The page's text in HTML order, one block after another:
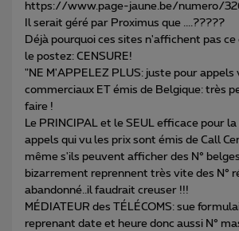
https://www.page-jaune.be/numero/
Il serait géré par Proximus que ....?????
Déjà pourquoi ces sites n'affichent pas ce
le postez: CENSURE!
"NE M'APPELEZ PLUS: juste pour
commerciaux ET émis de Belgique: très
faire !
Le PRINCIPAL et le SEUL efficace pour
appels qui vu les prix sont émis de Call
même s'ils peuvent afficher des N°
bizarrement reprennent très vite des N°
abandonné..il faudrait creuser !!!
MÉDIATEUR des TÉLÉCOMS: sue
reprenant date et heure donc aussi N°